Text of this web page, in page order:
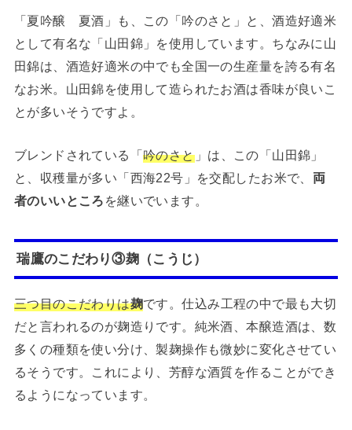
「夏吟醸 夏酒」も、この「吟のさと」と、酒造好適米
として有名な「山田錦」を使用しています。ちなみに山
田錦は、酒造好適米の中でも全国一の生産量を誇る有名
なお米。山田錦を使用して造られたお酒は香味が良いこ
とが多いそうですよ。
ブレンドされている「吟のさと」は、この「山田錦」
と、収穫量が多い「西海22号」を交配したお米で、 両
者のいいところ を継いでいます。
瑞鷹のこだわり③麹（こうじ）
三つ目のこだわりは麹です。仕込み工程の中で最も大切
だと言われるのが麹造りです。純米酒、本醸造酒は、数
多くの種類を使い分け、製麹操作も微妙に変化させてい
るそうです。これにより、芳醇な酒質を作ることができ
るようになっています。